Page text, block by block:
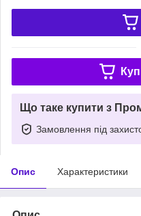
Що таке купити з
Замовлення під
Опис Характеристики